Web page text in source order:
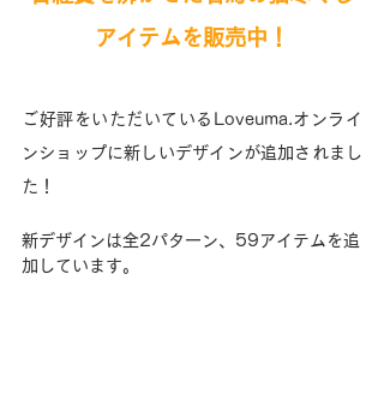
アイテムを販売中！
ご好評をいただいているLoveuma.オンライ
ンショップに新しいデザインが追加されまし
た！
新デザインは全2パターン、59アイテムを追
加しています。